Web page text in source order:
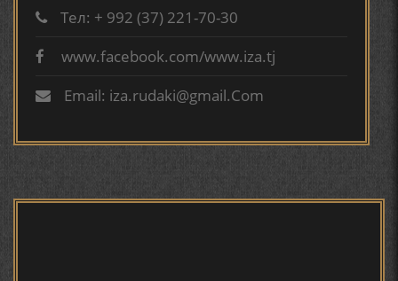
Сайри осорхона - Мирзо
БУХОРОӢ УСМОНОВА Г.Ф.
БЕРУНӢ ВА НАВРӮЗИ АҶАМ
БЕРУНӢ ВА ЁДКАРДИ ҶАШНИ САДА
Тел: + 992 (37) 221-70-30
www.facebook.com/www.iza.tj
Email: iza.rudaki@gmail.Com